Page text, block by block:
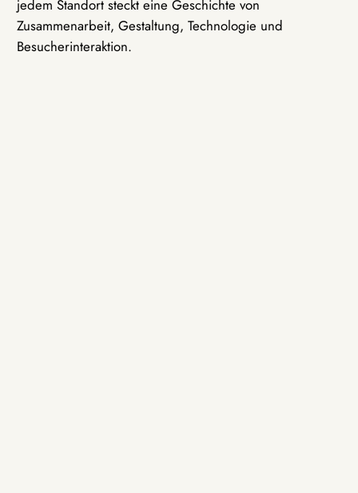
jedem Standort steckt eine Geschichte von
Zusammenarbeit, Gestaltung, Technologie und
Besucherinteraktion.